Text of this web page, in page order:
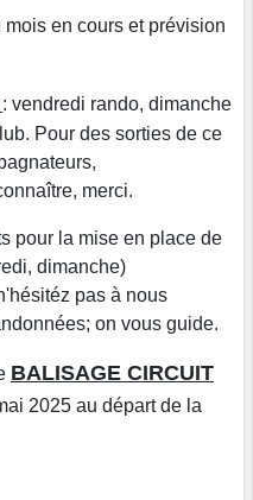
en cours et prévision
: vendredi rando, dimanche
Pour des sorties de ce
merci.
pour la mise en place de
dimanche)
pas à nous
on vous guide.
BALISAGE CIRCUIT
2025 au départ de la